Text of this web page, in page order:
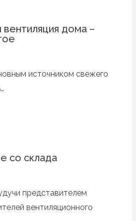
вентиляция дома –
источником свежего
со склада
представителем
вентиляционного